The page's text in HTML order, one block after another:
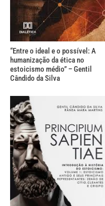
“Entre o ideal e o possível: A
humanização da ética no
estoicismo médio” – Gentil
Cândido da Silva